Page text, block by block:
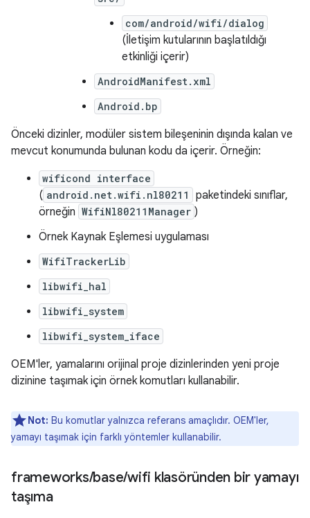
com/android/wifi/dialog
(İletişim kutularının başlatıldığı
etkinliği içerir)
AndroidManifest.xml
Android.bp
Önceki dizinler, modüler sistem bileşeninin dışında kalan ve
mevcut konumunda bulunan kodu da içerir. Örneğin:
wificond interface
( android.net.wifi.nl80211
paketindeki sınıflar,
örneğin WifiNl80211Manager )
Örnek Kaynak Eşlemesi uygulaması
WifiTrackerLib
libwifi_hal
libwifi_system
libwifi_system_iface
OEM'ler, yamalarını orijinal proje dizinlerinden yeni proje
dizinine taşımak için örnek komutları kullanabilir.
Not: Bu komutlar yalnızca referans amaçlıdır. OEM'ler,
yamayı taşımak için farklı yöntemler kullanabilir.
frameworks/base/wifi klasöründen bir yamayı
taşıma